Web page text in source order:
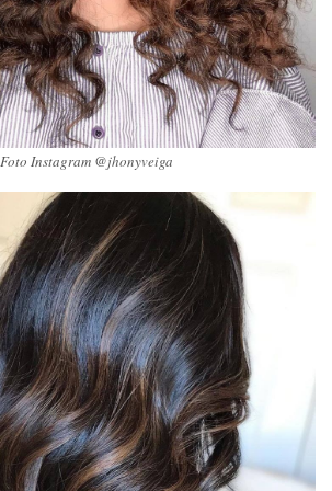
Foto Instagram @jhonyveiga